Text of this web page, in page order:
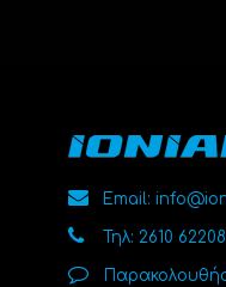
Email:
Τηλ: 2610